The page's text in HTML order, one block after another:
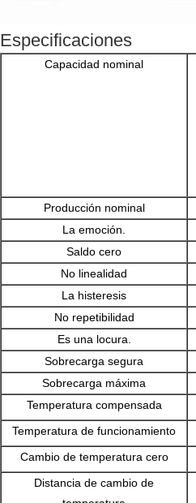
Especificaciones
Capacidad nominal
Producción nominal
La emoción.
Saldo cero
No linealidad
La histeresis
No repetibilidad
Es una locura.
Sobrecarga segura
Sobrecarga máxima
Temperatura compensada
Temperatura de funcionamiento
Cambio de temperatura cero
Distancia de cambio de